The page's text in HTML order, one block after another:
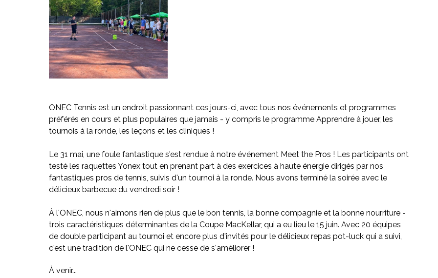
ONEC Tennis est un endroit passionnant ces jours-ci, avec tous nos événements et programmes
préférés en cours et plus populaires que jamais - y compris le programme Apprendre à jouer, les
tournois à la ronde, les leçons et les cliniques !
Le 31 mai, une foule fantastique s'est rendue à notre événement Meet the Pros ! Les participants ont
testé les raquettes Yonex tout en prenant part à des exercices à haute énergie dirigés par nos
fantastiques pros de tennis, suivis d'un tournoi à la ronde. Nous avons terminé la soirée avec le
délicieux barbecue du vendredi soir !
À l'ONEC, nous n'aimons rien de plus que le bon tennis, la bonne compagnie et la bonne nourriture -
trois caractéristiques déterminantes de la Coupe MacKellar, qui a eu lieu le 15 juin. Avec 20 équipes
de double participant au tournoi et encore plus d'invités pour le délicieux repas pot-luck qui a suivi,
c'est une tradition de l'ONEC qui ne cesse de s'améliorer !
À venir...